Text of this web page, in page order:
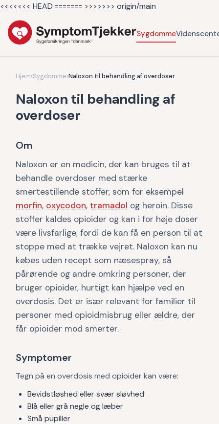
<<<<<<< HEAD ======= >>>>>>> origin/main
Sygdomme
Hjem›Sygdomme›Naloxon til behandling af overdoser
Naloxon til behandling af
overdoser
Om
Naloxon er en medicin, der kan bruges til at
behandle overdoser med stærke
smertestillende stoffer, som for eksempel
morfin, oxycodon, tramadol og heroin. Disse
stoffer kaldes opioider og kan i for høje doser
være livsfarlige, fordi de kan få en person til at
stoppe med at trække vejret. Naloxon kan nu
købes uden recept som næsespray, så
pårørende og andre omkring personer, der
bruger opioider, hurtigt kan hjælpe ved en
overdosis. Det er især relevant for familier til
personer med opioidmisbrug eller ældre, der
får opioider mod smerter.
Symptomer
Tegn på en overdosis med opioider kan være:
Bevidstløshed eller svær sløvhed
Blå eller grå negle og læber
Små pupiller